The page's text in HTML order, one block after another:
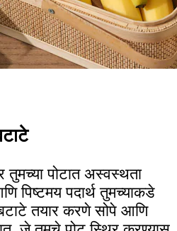
पोटात अस्वस्थता
पदार्थ तुमच्याकडे
तयार करणे सोपे आणि